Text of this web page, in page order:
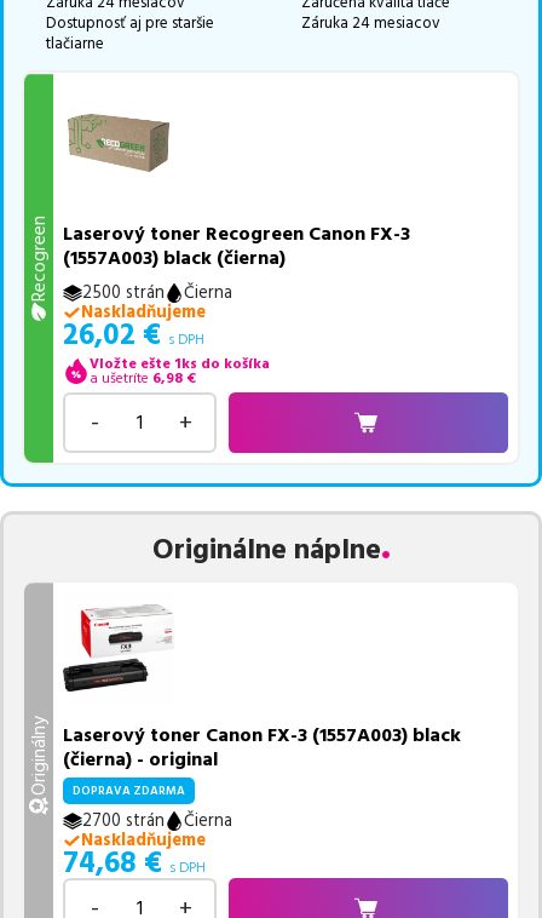
najvhodnejšie, alebo máte akékoľvek ďalšie otázky, môžete sa na
nás kedykoľvek obrátiť e-mailom alebo telefonicky. Sme tu, aby
Dostupnosť aj pre staršie
tlačiarne
Záruka 24 mesiacov
Recogreen Laserový toner Recogreen Canon FX-3
(1557A003) black (čierna)
2500 strán
Čierna
Naskladňujeme
26,02 € s DPH
Vložte ešte 1ks do košíka
a ušetríte 6,98 €
- +
Originálne náplne
Originálny Laserový toner Canon FX-3 (1557A003) black
(čierna) - original
DOPRAVA ZDARMA
2700 strán
Čierna
Naskladňujeme
74,68 € s DPH
- +